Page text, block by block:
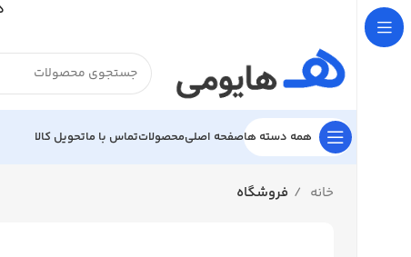
همه دسته هاصفحه اصلیمحصولاتتماس با ماتحویل کالا
خانه فروشگاه